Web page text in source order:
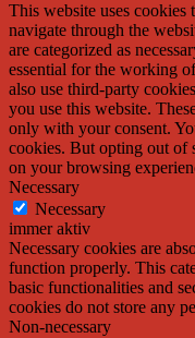
This website uses
navigate through the
are categorized as
essential for the working
also use third-party
you use this website.
only with your consent.
cookies. But opting out of
on your browsing
Necessary
Necessary
immer aktiv
Necessary cookies are
function properly. This
basic functionalities and
cookies do not store any
Non-necessary